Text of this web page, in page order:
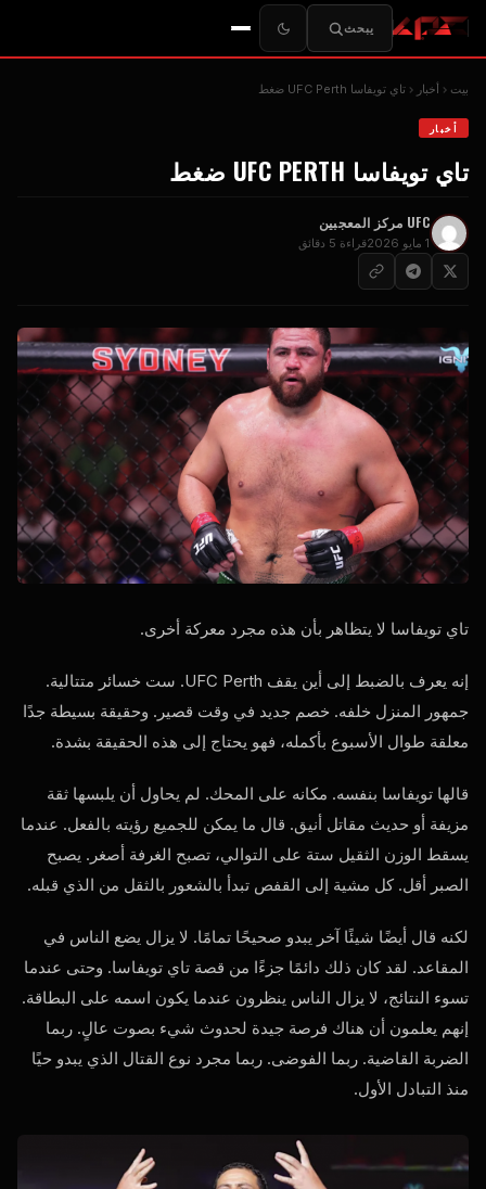
يبحث
بيت أخبار تاي تويفاسا UFC Perth ضغط
أخبار
تاي تويفاسا UFC PERTH ضغط
UFC مركز المعجبين
1 مايو 2026 قراءة 5 دقائق
تاي تويفاسا لا يتظاهر بأن هذه مجرد معركة أخرى.
إنه يعرف بالضبط إلى أين يقف UFC Perth. ست خسائر متتالية.
جمهور المنزل خلفه. خصم جديد في وقت قصير. وحقيقة بسيطة جدًا
معلقة طوال الأسبوع بأكمله، فهو يحتاج إلى هذه الحقيقة بشدة.
قالها تويفاسا بنفسه. مكانه على المحك. لم يحاول أن يلبسها ثقة
مزيفة أو حديث مقاتل أنيق. قال ما يمكن للجميع رؤيته بالفعل. عندما
يسقط الوزن الثقيل ستة على التوالي، تصبح الغرفة أصغر. يصبح
الصبر أقل. كل مشية إلى القفص تبدأ بالشعور بالثقل من الذي قبله.
لكنه قال أيضًا شيئًا آخر يبدو صحيحًا تمامًا. لا يزال يضع الناس في
المقاعد. لقد كان ذلك دائمًا جزءًا من قصة تاي تويفاسا. وحتى عندما
تسوء النتائج، لا يزال الناس ينظرون عندما يكون اسمه على البطاقة.
إنهم يعلمون أن هناك فرصة جيدة لحدوث شيء بصوت عالٍ. ربما
الضربة القاضية. ربما الفوضى. ربما مجرد نوع القتال الذي يبدو حيًا
منذ التبادل الأول.